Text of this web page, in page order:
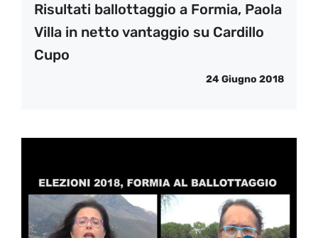
Risultati ballottaggio a Formia, Paola
Villa in netto vantaggio su Cardillo
Cupo
24 Giugno 2018